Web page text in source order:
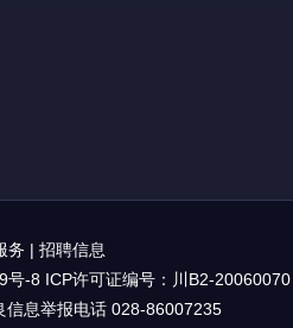
务 | 招聘信息
号-8 ICP许可证编号：川B2-20060070
信息举报电话 028-86007235